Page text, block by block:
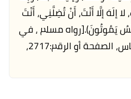
إلَهَ إلَّا أَنْتَ، أَنْ تُضِلَّنِي، أَنْتَ
يَمُوتُونَ).[رواه مسلم ، في
صحيح مسلم، عن عبدالله بن عباس، الصفحة أو الرقم:2717،